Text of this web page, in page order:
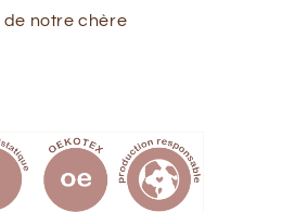
notre chère